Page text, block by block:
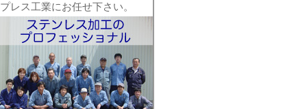
プレス工業にお任せ下さい。